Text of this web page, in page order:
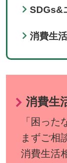
SDGs&
消費生
消費生
「困っ
まずご相
消費生活